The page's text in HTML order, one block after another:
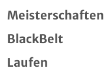
Meisterschaften
BlackBelt
Laufen